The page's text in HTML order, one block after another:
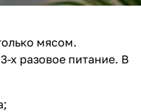
мясом.
х разовое питание. В